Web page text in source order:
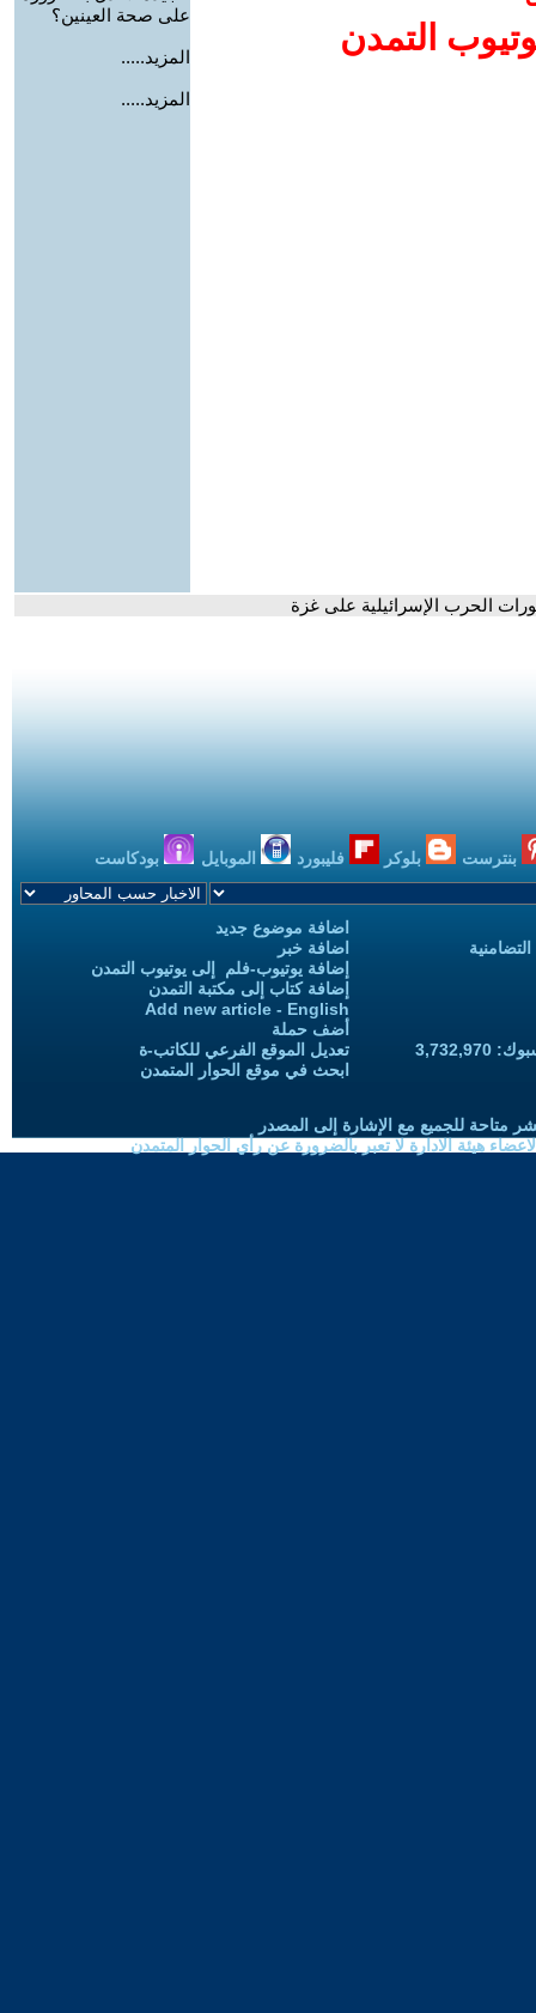
التمدن
على صحة العينين؟
المزيد.....
المزيد.....
الحرب الإسرائيلية على غزة
بنترست بلوكر فليبورد الموبايل بودكاست
اضافة موضوع جديد
اضافة خبر
إضافة يوتيوب-فلم إلى يوتيوب التمدن
إضافة كتاب إلى مكتبة التمدن
Add new article - English
أضف حملة
تعديل الموقع الفرعي للكاتب-ة
ابحث في موقع الحوار المتمدن
متاحة للجميع مع الإشارة إلى المصدر
هيئة الادارة لا تعبر بالضرورة عن رأي الحوار المتمدن